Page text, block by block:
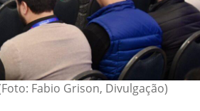
Fabio Grison, Divulgação)